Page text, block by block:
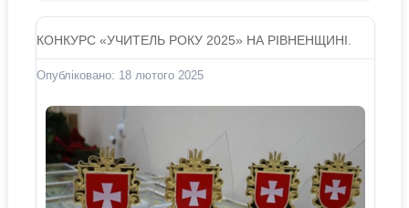
КОНКУРС «УЧИТЕЛЬ РОКУ 2025» НА РІВНЕНЩИНІ.
Опубліковано: 18 лютого 2025